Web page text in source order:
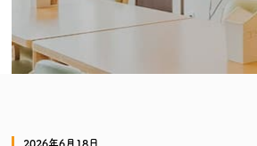
2026年6月18日